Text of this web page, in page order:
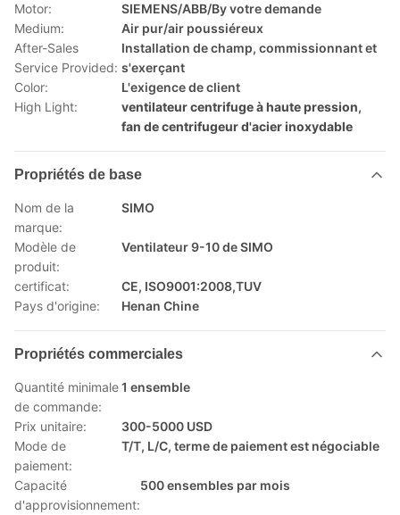
Motor:
SIEMENS/ABB/By votre demande
Medium:
Air pur/air poussiéreux
After-Sales
Service Provided:
Installation de champ, commissionnant et
s'exerçant
Color:
L'exigence de client
High Light:
ventilateur centrifuge à haute pression,
fan de centrifugeur d'acier inoxydable
Propriétés de base
Nom de la
marque:
SIMO
Modèle de
produit:
Ventilateur 9-10 de SIMO
certificat:
CE, ISO9001:2008,TUV
Pays d'origine:
Henan Chine
Propriétés commerciales
Quantité minimale
de commande:
1 ensemble
Prix unitaire:
300-5000 USD
Mode de
paiement:
T/T, L/C, terme de paiement est négociable
Capacité
d'approvisionnement:
500 ensembles par mois